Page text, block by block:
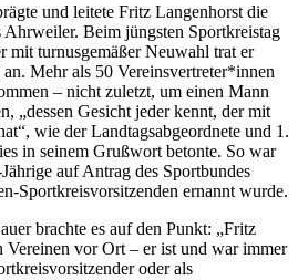
und leitete Fritz Langenhorst die
Ahrweiler. Beim jüngsten Sportkreistag
turnusgemäßer Neuwahl trat er
Mehr als 50 Vereinsvertreter*innen
– nicht zuletzt, um einen Mann
„dessen Gesicht jeder kennt, der mit
wie der Landtagsabgeordnete und 1.
in seinem Grußwort betonte. So war
auf Antrag des Sportbundes
Sportkreisvorsitzenden ernannt wurde.
brachte es auf den Punkt: „Fritz
Vereinen vor Ort – er ist und war immer
oder als